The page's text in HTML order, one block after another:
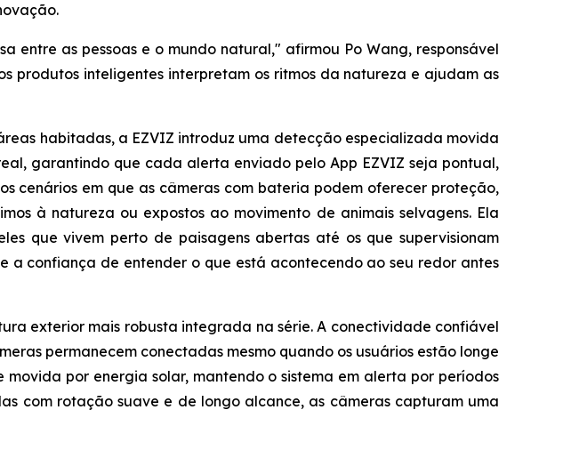
entre as pessoas e o mundo natural," afirmou Po Wang, responsável
produtos inteligentes interpretam os ritmos da natureza e ajudam as
habitadas, a EZVIZ introduz uma detecção especializada movida
garantindo que cada alerta enviado pelo App EZVIZ seja pontual,
cenários em que as câmeras com bateria podem oferecer proteção,
à natureza ou expostos ao movimento de animais selvagens. Ela
que vivem perto de paisagens abertas até os que supervisionam
a confiança de entender o que está acontecendo ao seu redor antes
exterior mais robusta integrada na série. A conectividade confiável
permanecem conectadas mesmo quando os usuários estão longe
por energia solar, mantendo o sistema em alerta por períodos
com rotação suave e de longo alcance, as câmeras capturam uma